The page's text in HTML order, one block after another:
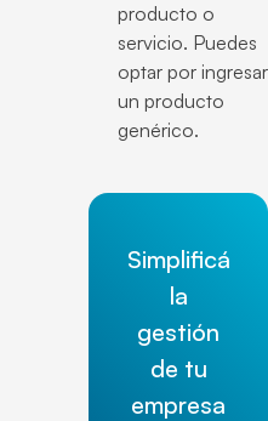
producto o
servicio. Puedes
optar por ingresar
un producto
genérico.
Simplificá
la
gestión
de tu
empresa